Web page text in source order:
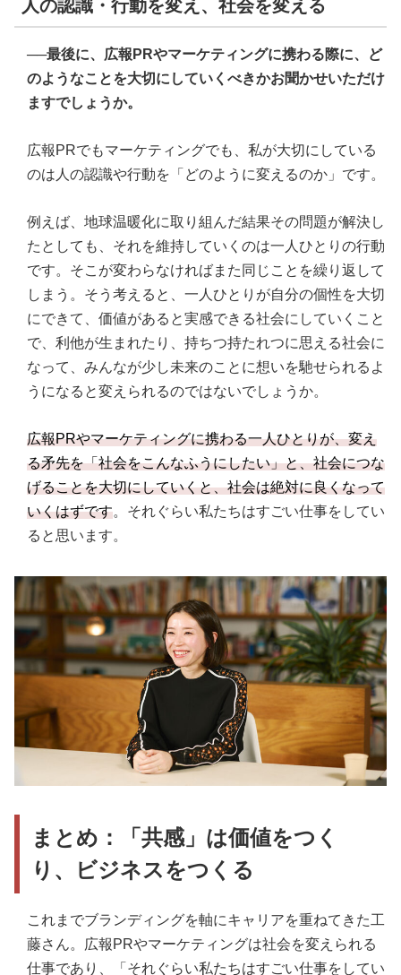
人の認識・行動を変え、社会を変える
──最後に、広報PRやマーケティングに携わる際に、ど
のようなことを大切にしていくべきかお聞かせいただけ
ますでしょうか。
広報PRでもマーケティングでも、私が大切にしている
のは人の認識や行動を「どのように変えるのか」です。
例えば、地球温暖化に取り組んだ結果その問題が解決し
たとしても、それを維持していくのは一人ひとりの行動
です。そこが変わらなければまた同じことを繰り返して
しまう。そう考えると、一人ひとりが自分の個性を大切
にできて、価値があると実感できる社会にしていくこと
で、利他が生まれたり、持ちつ持たれつに思える社会に
なって、みんなが少し未来のことに想いを馳せられるよ
うになると変えられるのではないでしょうか。
広報PRやマーケティングに携わる一人ひとりが、変え
る矛先を「社会をこんなふうにしたい」と、社会につな
げることを大切にしていくと、社会は絶対に良くなって
いくはずです。それぐらい私たちはすごい仕事をしてい
ると思います。
まとめ：「共感」は価値をつく
り、ビジネスをつくる
これまでブランディングを軸にキャリアを重ねてきた工
藤さん。広報PRやマーケティングは社会を変えられる
仕事であり、「それぐらい私たちはすごい仕事をしてい